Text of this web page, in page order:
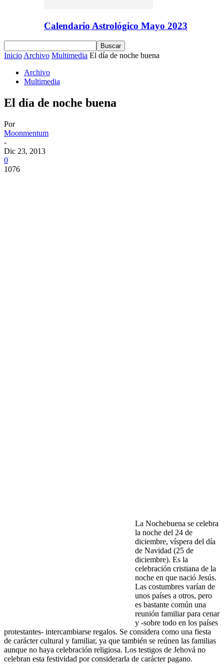
Calendario Astrológico Mayo 2023
Inicio Archivo Multimedia El día de noche buena
Archivo
Multimedia
El día de noche buena
Por
Moonmentum
-
Dic 23, 2013
0
1076
La Nochebuena se celebra
la noche del 24 de
diciembre, víspera del día
de Navidad (25 de
diciembre). Es la
celebración cristiana de la
noche en que nació Jesús.
Las costumbres varían de
unos países a otros, pero
es bastante común una
reunión familiar para cenar
y -sobre todo en los países
protestantes- intercambiarse regalos. Se considera como una fiesta
de carácter cultural y familiar, ya que también se reúnen las familias
aunque no haya celebración religiosa. Los testigos de Jehová no
celebran esta festividad por considerarla de carácter pagano.